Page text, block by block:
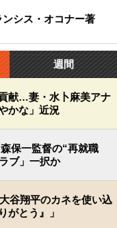
ンシス・オコナー著
週間
献…妻・水卜麻美アナ
かな」近況
保一監督の“再就職
ブ」一択か
谷翔平のカネを使い込
がとう』」